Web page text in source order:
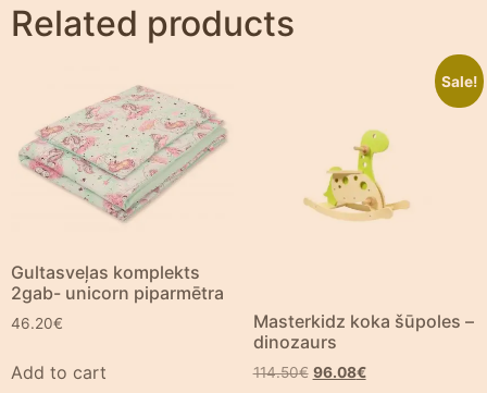
Related products
Gultasveļas komplekts
2gab- unicorn piparmētra
46.20€
Add to cart
Sale!
Masterkidz koka šūpoles –
dinozaurs
114.50€ 96.08€